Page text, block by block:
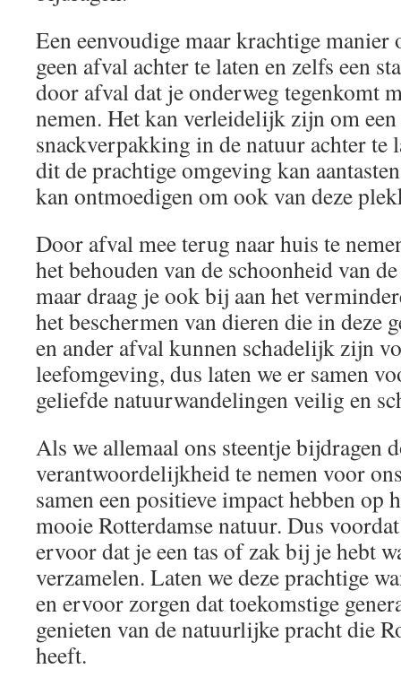
Een eenvoudige maar krachtige
geen afval achter te laten en zelfs een
door afval dat je onderweg tegenkomt
nemen. Het kan verleidelijk zijn om
snackverpakking in de natuur achter te
dit de prachtige omgeving kan
kan ontmoedigen om ook van deze
Door afval mee terug naar huis te
het behouden van de schoonheid van
maar draag je ook bij aan het
het beschermen van dieren die in deze
en ander afval kunnen schadelijk zijn
leefomgeving, dus laten we er samen
geliefde natuurwandelingen veilig en
Als we allemaal ons steentje bijdragen
verantwoordelijkheid te nemen voor
samen een positieve impact hebben op
mooie Rotterdamse natuur. Dus
ervoor dat je een tas of zak bij je hebt
verzamelen. Laten we deze prachtige
en ervoor zorgen dat toekomstige
genieten van de natuurlijke pracht die
heeft.